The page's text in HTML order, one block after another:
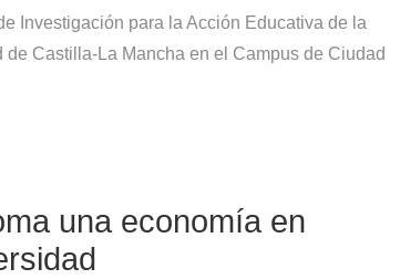
Investigación para la Acción Educativa de la
Castilla-La Mancha en el Campus de Ciudad
una economía en